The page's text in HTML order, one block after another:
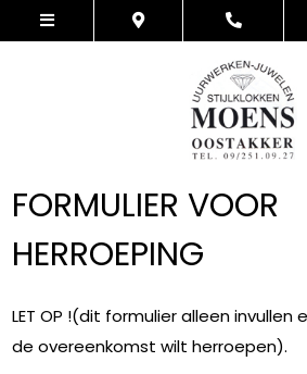
FORMULIER VOOR
HERROEPING
LET OP !(dit formulier alleen invullen
de overeenkomst wilt herroepen).